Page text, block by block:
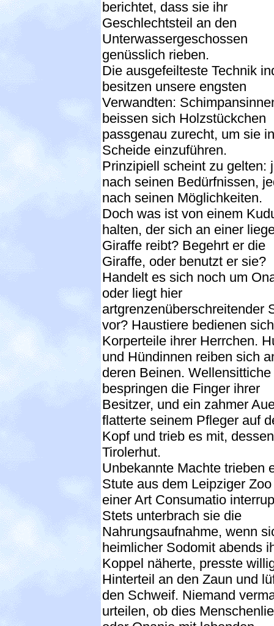
berichtet, dass sie ihr
Geschlechtsteil an den
Unterwassergeschossen
genüsslich rieben.
Die ausgefeilteste Technik
besitzen unsere engsten
Verwandten:
beissen sich Holzstückchen
passgenau zurecht, um sie
Scheide einzuführen.
Prinzipiell scheint zu gelten:
nach seinen Bedürfnissen,
nach seinen Möglichkeiten.
Doch was ist von einem
halten, der sich an einer
Giraffe reibt? Begehrt er die
Giraffe, oder benutzt er sie?
Handelt es sich noch um
oder liegt hier
artgrenzenüberschreitender
vor? Haustiere bedienen
Korperteile ihrer Herrchen.
und Hündinnen reiben sich
deren Beinen. Wellensittiche
bespringen die Finger ihrer
Besitzer, und ein zahmer
flatterte seinem Pfleger auf
Kopf und trieb es mit, dessen
Tirolerhut.
Unbekannte Machte trieben
Stute aus dem Leipziger
einer Art Consumatio
Stets unterbrach sie die
Nahrungsaufnahme, wenn
heimlicher Sodomit abends
Koppel näherte, presste
Hinterteil an den Zaun und
den Schweif. Niemand
urteilen, ob dies